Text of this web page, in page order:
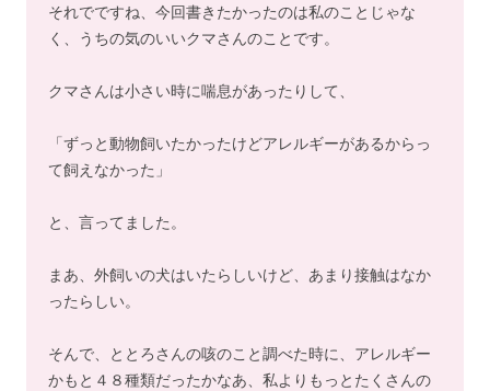
それでですね、今回書きたかったのは私のことじゃな
く、うちの気のいいクマさんのことです。
クマさんは小さい時に喘息があったりして、
「ずっと動物飼いたかったけどアレルギーがあるからっ
て飼えなかった」
と、言ってました。
まあ、外飼いの犬はいたらしいけど、あまり接触はなか
ったらしい。
そんで、ととろさんの咳のこと調べた時に、アレルギー
かもと４８種類だったかなあ、私よりもっとたくさんの